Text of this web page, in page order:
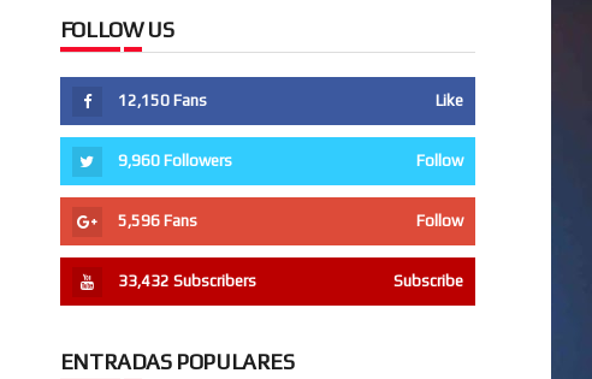
FOLLOW US
12,150 Fans Like
9,960 Followers Follow
5,596 Fans Follow
33,432 Subscribers Subscribe
ENTRADAS POPULARES